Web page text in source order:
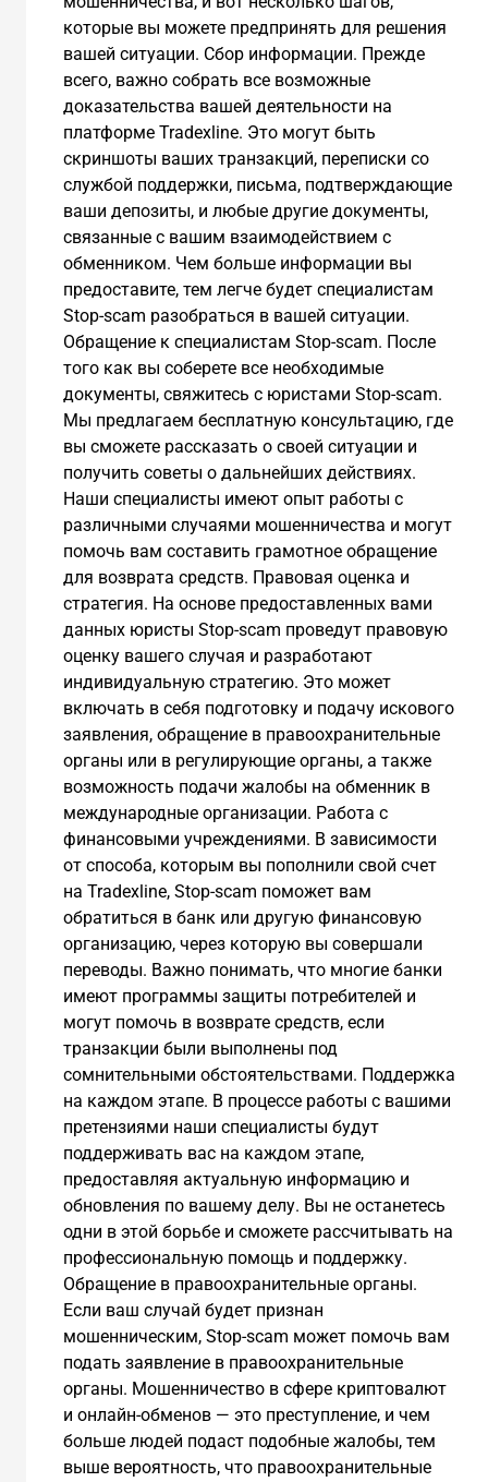
которые вы можете предпринять для решения
вашей ситуации. Сбор информации. Прежде
всего, важно собрать все возможные
доказательства вашей деятельности на
платформе Tradexline. Это могут быть
скриншоты ваших транзакций, переписки со
службой поддержки, письма, подтверждающие
ваши депозиты, и любые другие документы,
связанные с вашим взаимодействием с
обменником. Чем больше информации вы
предоставите, тем легче будет специалистам
Stop-scam разобраться в вашей ситуации.
Обращение к специалистам Stop-scam. После
того как вы соберете все необходимые
документы, свяжитесь с юристами Stop-scam.
Мы предлагаем бесплатную консультацию, где
вы сможете рассказать о своей ситуации и
получить советы о дальнейших действиях.
Наши специалисты имеют опыт работы с
различными случаями мошенничества и могут
помочь вам составить грамотное обращение
для возврата средств. Правовая оценка и
стратегия. На основе предоставленных вами
данных юристы Stop-scam проведут правовую
оценку вашего случая и разработают
индивидуальную стратегию. Это может
включать в себя подготовку и подачу искового
заявления, обращение в правоохранительные
органы или в регулирующие органы, а также
возможность подачи жалобы на обменник в
международные организации. Работа с
финансовыми учреждениями. В зависимости
от способа, которым вы пополнили свой счет
на Tradexline, Stop-scam поможет вам
обратиться в банк или другую финансовую
организацию, через которую вы совершали
переводы. Важно понимать, что многие банки
имеют программы защиты потребителей и
могут помочь в возврате средств, если
транзакции были выполнены под
сомнительными обстоятельствами. Поддержка
на каждом этапе. В процессе работы с вашими
претензиями наши специалисты будут
поддерживать вас на каждом этапе,
предоставляя актуальную информацию и
обновления по вашему делу. Вы не останетесь
одни в этой борьбе и сможете рассчитывать на
профессиональную помощь и поддержку.
Обращение в правоохранительные органы.
Если ваш случай будет признан
мошенническим, Stop-scam может помочь вам
подать заявление в правоохранительные
органы. Мошенничество в сфере криптовалют
и онлайн-обменов — это преступление, и чем
больше людей подаст подобные жалобы, тем
выше вероятность, что правоохранительные